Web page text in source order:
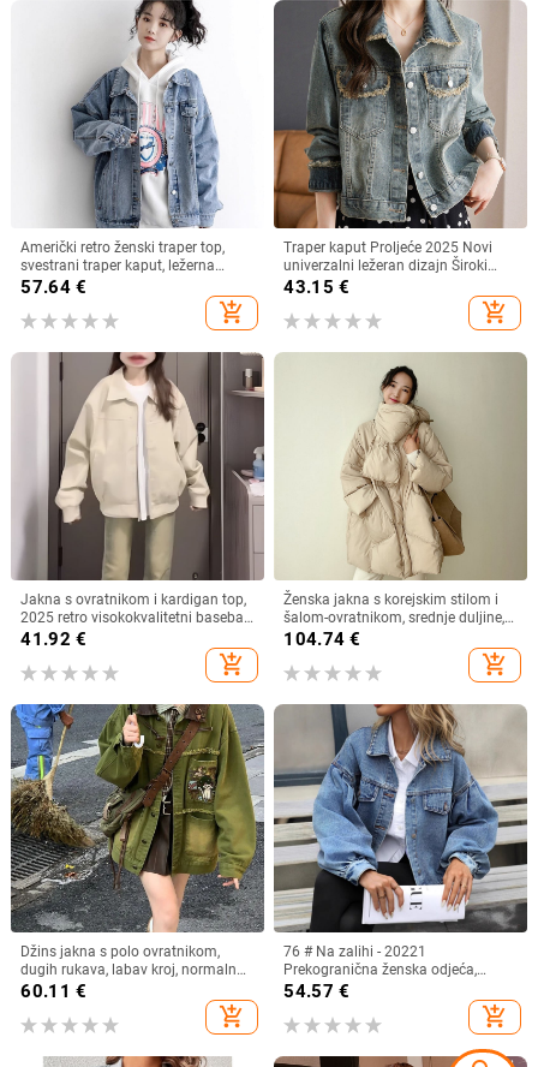
Američki retro ženski traper top,
svestrani traper kaput, ležerna
dugačka košulja s širokim reverom,
57.64€
add_shopping_cart
Traper kaput Proljeće 2025 Novi
univerzalni ležeran dizajn Široki
kratki kratki rap top
43.15 €
add_shopping_cart
Jakna s ovratnikom i kardigan top,
2025 retro visokokvalitetni baseball
stil, boja marelice, jesen-zima,
41.92 €
add_shopping_cart
Ženska jakna s korejskim stilom i
šalom-ovratnikom, srednje duljine,
punilo od bijelog patinog perja, 51–
104.74 €
add_shopping_cart
Džins jakna s polo ovratnikom,
dugih rukava, labav kroj, normalna
duljina, jesen 2025 kolekcija
60.11 €
add_shopping_cart
76 # Na zalihi - 20221
Prekogranična ženska odjeća,
europska i američka, ležerna ulična,
moderna, široka i svestrana kratka
traper jakna
54.57 €
add_shopping_cart